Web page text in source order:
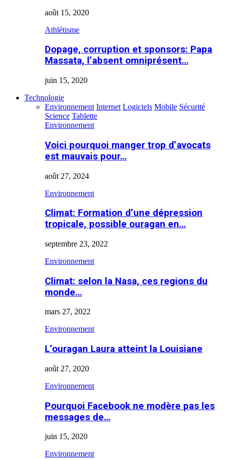
août 15, 2020
Athlétisme
Dopage, corruption et sponsors: Papa
Massata, l’absent omniprésent…
juin 15, 2020
Technologie
Environnement Internet Logiciels Mobile Sécurité
Science Tablette
Environnement
Voici pourquoi manger trop d’avocats
est mauvais pour…
août 27, 2024
Environnement
Climat: Formation d’une dépression
tropicale, possible ouragan en…
septembre 23, 2022
Environnement
Climat: selon la Nasa, ces regions du
monde…
mars 27, 2022
Environnement
L’ouragan Laura atteint la Louisiane
août 27, 2020
Environnement
Pourquoi Facebook ne modère pas les
messages de…
juin 15, 2020
Environnement